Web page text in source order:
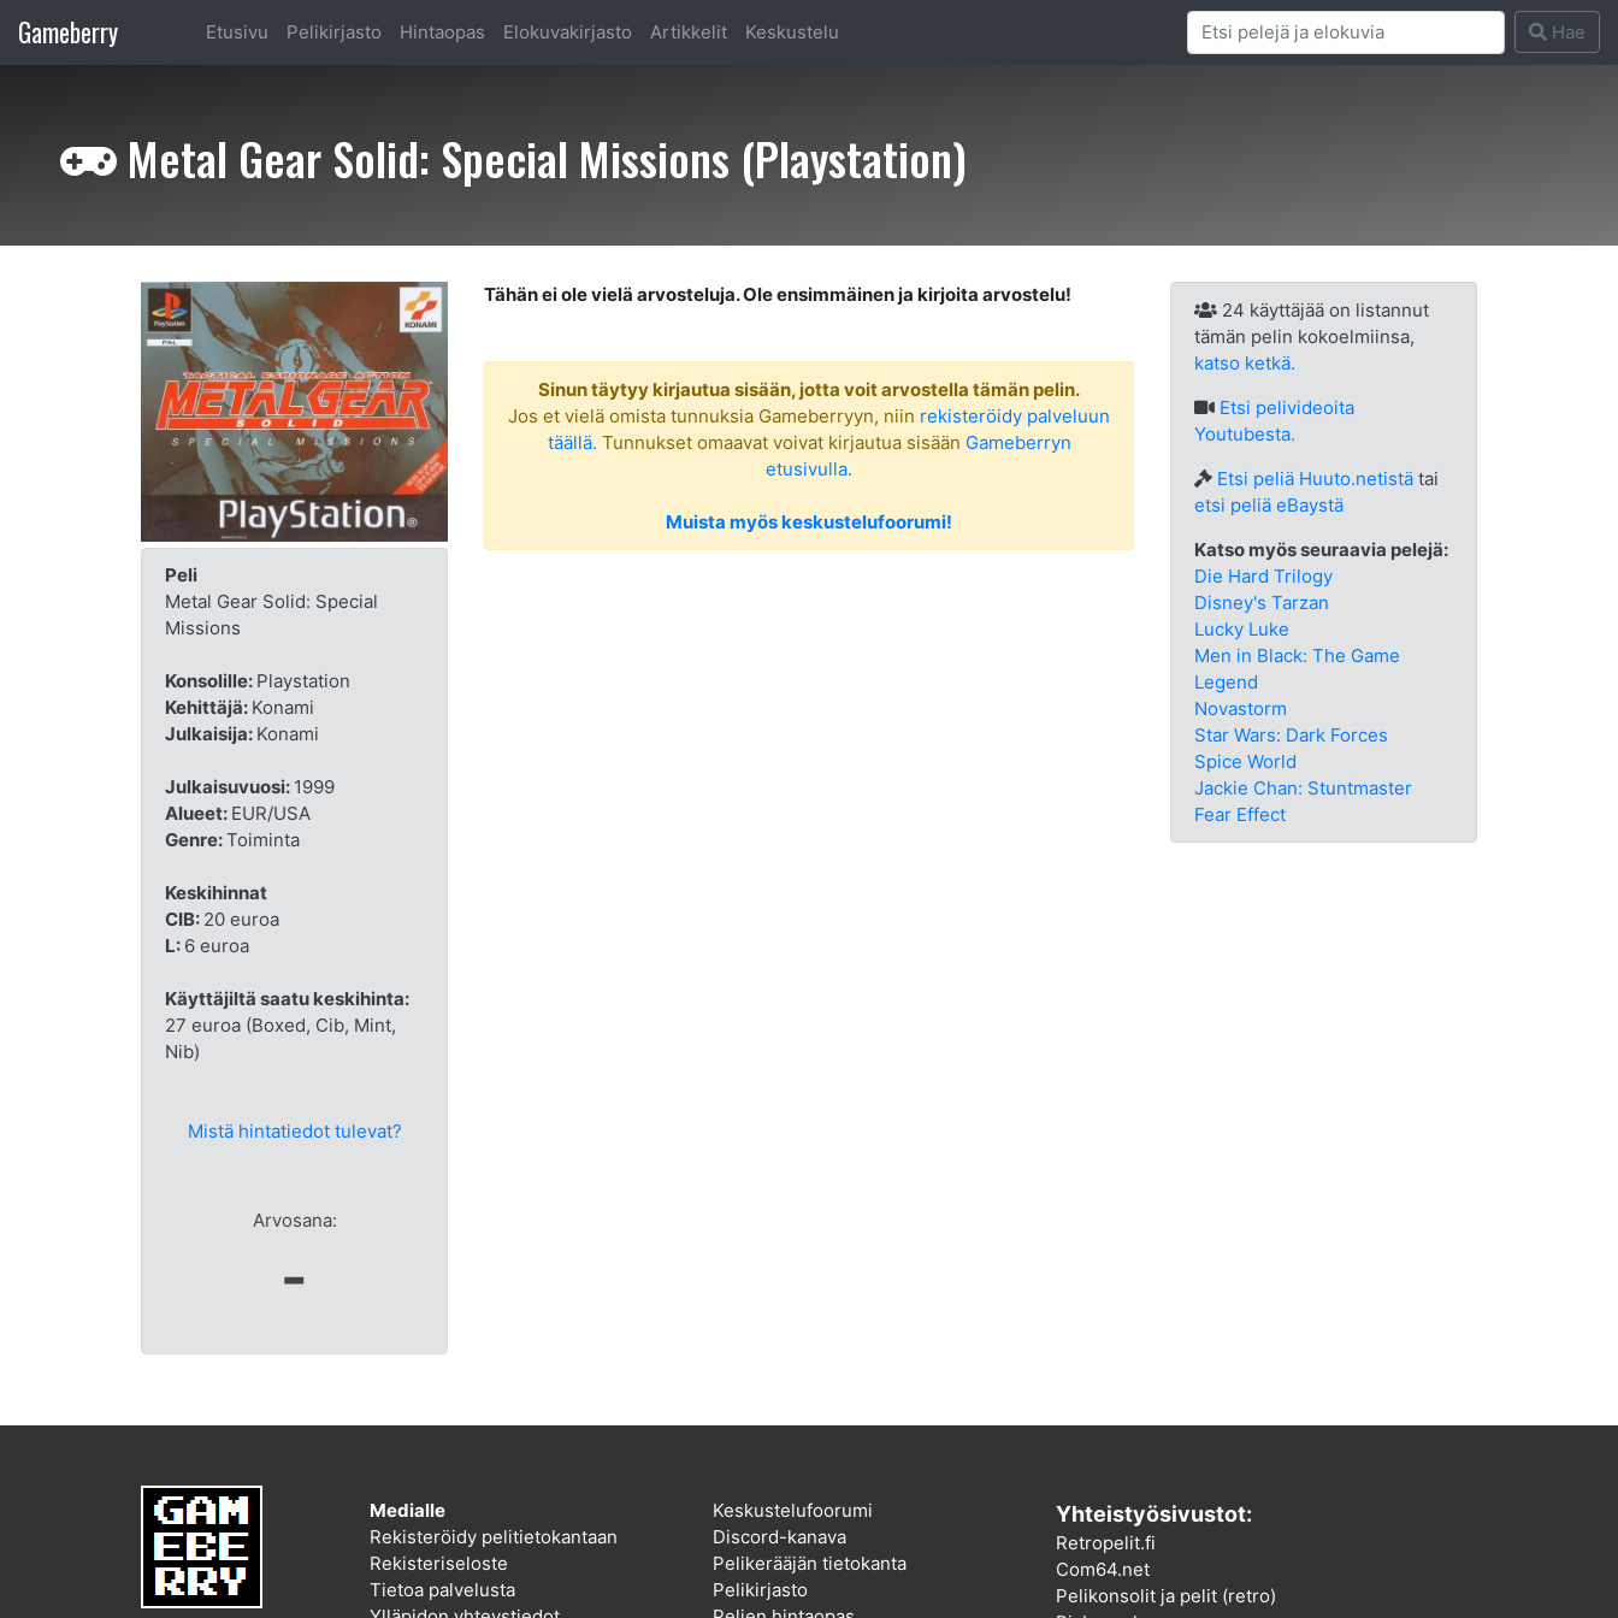
Gameberry Etusivu Pelikirjasto Hintaopas Elokuvakirjasto Artikkelit Keskustelu Hae
Metal Gear Solid: Special Missions (Playstation)
Peli
Metal Gear Solid: Special
Missions
Konsolille: Playstation
Kehittäjä: Konami
Julkaisija: Konami
Julkaisuvuosi: 1999
Alueet: EUR/USA
Genre:Toiminta
Keskihinnat
CIB: 20 euroa
L: 6 euroa
Käyttäjiltä saatu keskihinta:
27 euroa (Boxed, Cib, Mint,
Nib)
Mistä hintatiedot tulevat?
Arvosana:
-
Tähän ei ole vielä arvosteluja. Ole ensimmäinen ja kirjoita arvostelu!
Sinun täytyy kirjautua sisään, jotta voit arvostella tämän pelin.
Jos et vielä omista tunnuksia Gameberryyn, niin rekisteröidy palveluun
täällä. Tunnukset omaavat voivat kirjautua sisään Gameberryn
etusivulla.
Muista myös keskustelufoorumi!
24 käyttäjää on listannut
tämän pelin kokoelmiinsa,
katso ketkä.
Etsi pelivideoita
Youtubesta.
Etsi peliä Huuto.netistätai
etsi peliä eBaystä
Katso myös seuraavia pelejä:
Die Hard Trilogy
Disney's Tarzan
Lucky Luke
Men in Black: The Game
Legend
Novastorm
Star Wars: Dark Forces
Spice World
Jackie Chan: Stuntmaster
Fear Effect
Medialle
Rekisteröidy pelitietokantaan
Rekisteriseloste
Tietoa palvelusta
Keskustelufoorumi
Discord-kanava
Pelikerääjän tietokanta
Pelikirjasto
Yhteistyösivustot:
Retropelit.fi
Com64.net
Pelikonsolit ja pelit (retro)